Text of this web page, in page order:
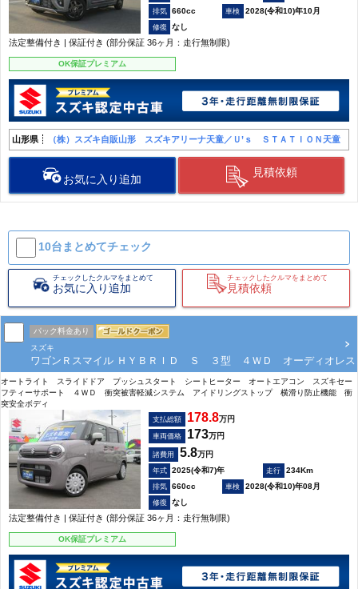
660cc
2028(令和10)年10月
なし
法定整備付き | 保証付き (部分保証 36ヶ月：走行無制限)
OK保証プレミアム
山形県 （株）スズキ自販山形 スズキアリーナ天童／Ｕ’ｓ ＳＴＡＴＩＯＮ天童
お気に入り追加
見積依頼
10台まとめてチェック
チェックしたクルマをまとめて
お気に入り追加
チェックしたクルマをまとめて
見積依頼
パック料金あり
スズキ
ワゴンＲスマイル ＨＹＢＲＩＤ Ｓ ３型 ４ＷＤ オーディオレス
オートライト スライドドア プッシュスタート シートヒーター オートエアコン スズキセー
フティーサポート ４ＷＤ 衝突被害軽減システム アイドリングストップ 横滑り防止機能 衝
突安全ボディ
支払総額 178.8万円
車両価格 173万円
諸費用 5.8万円
2025(令和7)年
234Km
660cc
2028(令和10)年08月
なし
法定整備付き | 保証付き (部分保証 36ヶ月：走行無制限)
OK保証プレミアム